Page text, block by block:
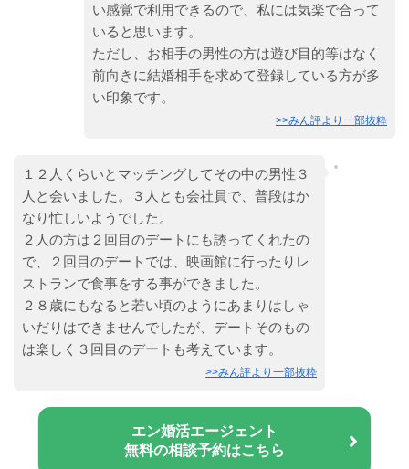
い感覚で利用できるので、私には気楽で合って
いると思います。
ただし、お相手の男性の方は遊び目的等はなく
前向きに結婚相手を求めて登録している方が多
い印象です。
>>みん評より一部抜粋
１２人くらいとマッチングしてその中の男性３
人と会いました。３人とも会社員で、普段はか
なり忙しいようでした。
２人の方は２回目のデートにも誘ってくれたの
で、２回目のデートでは、映画館に行ったりレ
ストランで食事をする事ができました。
２８歳にもなると若い頃のようにあまりはしゃ
いだりはできませんでしたが、デートそのもの
は楽しく３回目のデートも考えています。
>>みん評より一部抜粋
エン婚活エージェント
無料の相談予約はこちら